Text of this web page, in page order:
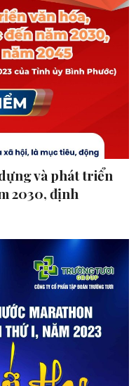
và phát triển
2030, định